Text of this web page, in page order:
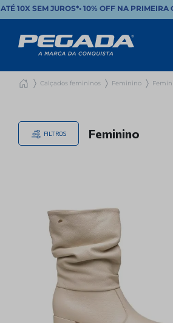
10X SEM JUROS*•10% OFF NA PRIMEIRA
Calçados femininos Feminino
FILTROS Feminino